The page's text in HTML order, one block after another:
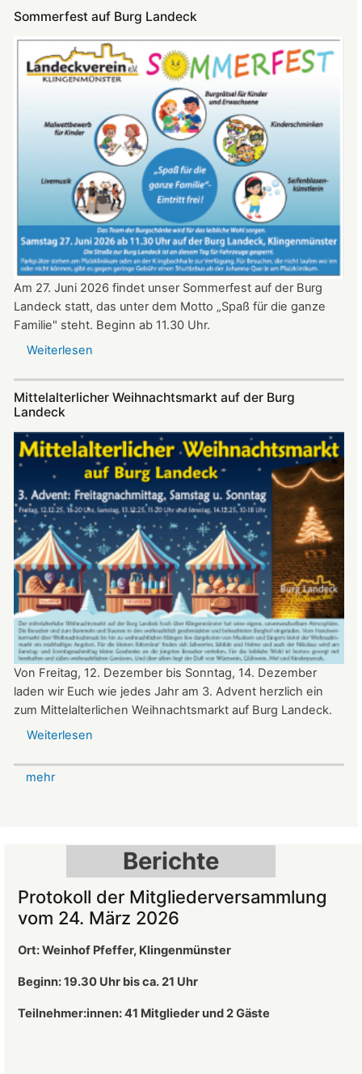
auf
Burg
Landeck
am
Juni
2026
ab
20:30
Uhr​​​​​​​​​​​​​​
Sommerfest auf Burg Landeck
Am 27. Juni 2026 findet unser Sommerfest auf der Burg
Landeck statt, das unter dem Motto „Spaß für die ganze
Familie" steht. Beginn ab 11.30 Uhr.
Weiterlesen
Burg
Mittelalterlicher Weihnachtsmarkt auf der Burg
Landeck
Von Freitag, 12. Dezember bis Sonntag, 14. Dezember
laden wir Euch wie jedes Jahr am 3. Advent herzlich ein
zum Mittelalterlichen Weihnachtsmarkt auf Burg Landeck.
Weiterlesen
Landeck
mehr
Berichte
Protokoll der Mitgliederversammlung
vom 24. März 2026
Ort: Weinhof Pfeffer, Klingenmünster
Beginn: 19.30 Uhr bis ca. 21 Uhr
Teilnehmer:innen: 41 Mitglieder und 2 Gäste